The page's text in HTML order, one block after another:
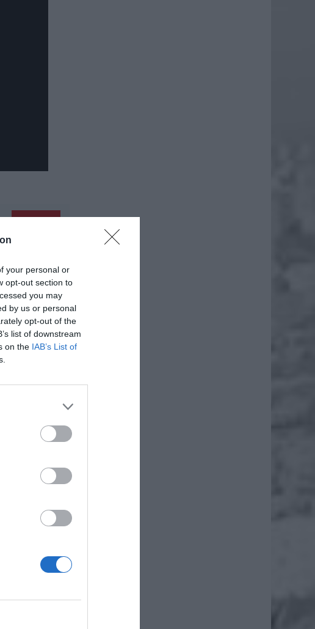
your personal or
opt-out section to
you may
by us or personal
opt-out of the
list of downstream
on the IAB’s List of
Dodaj
wcześnie rano
dla